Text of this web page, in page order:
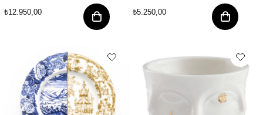
₺12.950,00 ₺5.250,00